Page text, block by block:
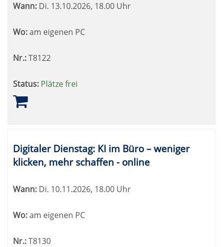
Wann: Di. 13.10.2026, 18.00 Uhr
Wo:am eigenen PC
Nr.:T8122
Status: Plätze frei
Digitaler Dienstag: KI im Büro – weniger
klicken, mehr schaffen - online
Wann: Di. 10.11.2026, 18.00 Uhr
Wo:am eigenen PC
Nr.:T8130